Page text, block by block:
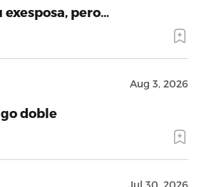
pero…
Aug 3, 2026
doble
Jul 30, 2026